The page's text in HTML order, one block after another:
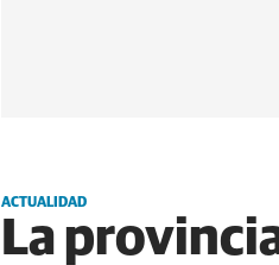
ACTUALIDAD
La